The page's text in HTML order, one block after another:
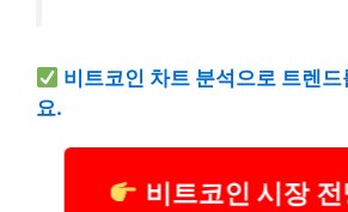
비트코인 차트 분석으로 트렌
요.
비트코인 시장 전